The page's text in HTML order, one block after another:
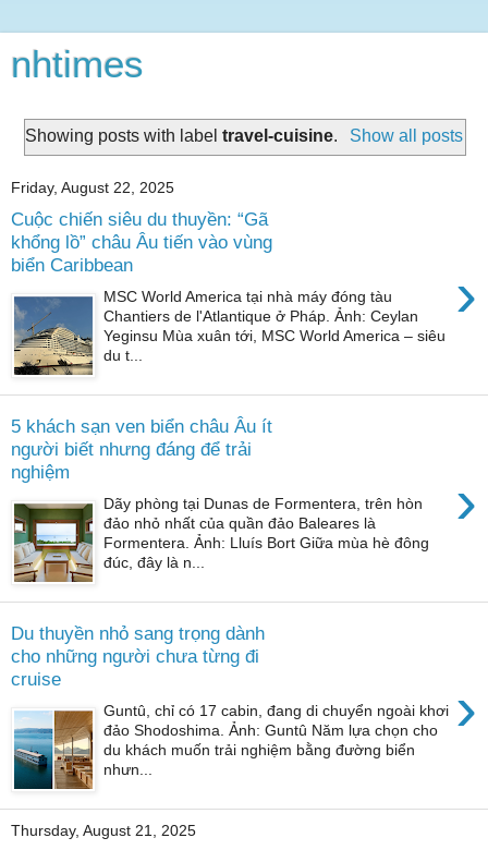
nhtimes
Showing posts with labeltravel-cuisine. Show all posts
Friday, August 22, 2025
Cuộc chiến siêu du thuyền: “Gã
khổng lồ” châu Âu tiến vào vùng
biển Caribbean
›
MSC World America tại nhà máy đóng tàu
Chantiers de l'Atlantique ở Pháp. Ảnh: Ceylan
Yeginsu Mùa xuân tới, MSC World America – siêu
du t...
5 khách sạn ven biển châu Âu ít
người biết nhưng đáng để trải
nghiệm
›
Dãy phòng tại Dunas de Formentera, trên hòn
đảo nhỏ nhất của quần đảo Baleares là
Formentera. Ảnh: Lluís Bort Giữa mùa hè đông
đúc, đây là n...
Du thuyền nhỏ sang trọng dành
cho những người chưa từng đi
cruise
›
Guntû, chỉ có 17 cabin, đang di chuyển ngoài khơi
đảo Shodoshima. Ảnh: Guntû Năm lựa chọn cho
du khách muốn trải nghiệm bằng đường biển
nhưn...
Thursday, August 21, 2025